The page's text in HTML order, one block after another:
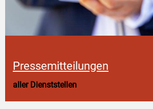
Pressemitteilungen
aller Dienststellen